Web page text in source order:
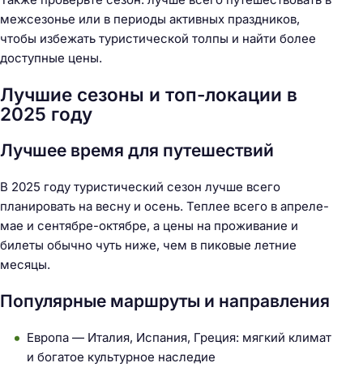
межсезонье или в периоды активных праздников,
чтобы избежать туристической толпы и найти более
доступные цены.
Лучшие сезоны и топ-локации в
2025 году
Лучшее время для путешествий
В 2025 году туристический сезон лучше всего
планировать на весну и осень. Теплее всего в апреле-
мае и сентябре-октябре, а цены на проживание и
билеты обычно чуть ниже, чем в пиковые летние
месяцы.
Популярные маршруты и направления
Европа — Италия, Испания, Греция: мягкий климат
и богатое культурное наследие
Н
а
й
т
и
: